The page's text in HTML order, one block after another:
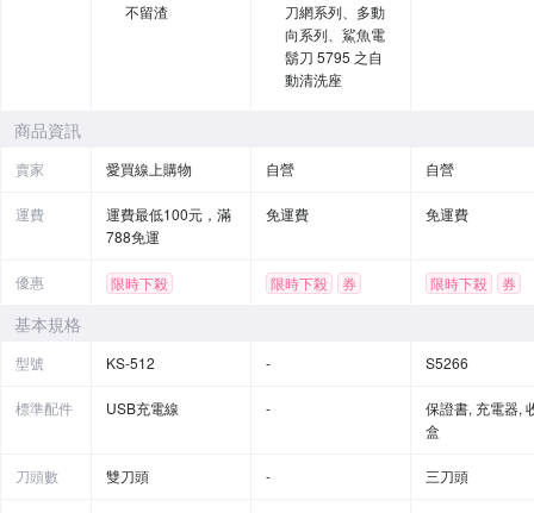
不留渣
刀網系列、多動
向系列、鯊魚電
鬍刀 5795 之自
動清洗座
商品資訊
賣家 愛買線上購物 自營 自營
運費
運費最低100元，滿
788免運
免運費 免運費
優惠 限時下殺 限時下殺 券 限時下殺 券
基本規格
型號 KS-512 - S5266
標準配件 USB充電線 -
保證書, 充電器,
盒
刀頭數 雙刀頭 - 三刀頭